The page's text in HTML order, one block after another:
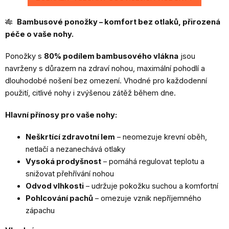
🎋 Bambusové ponožky – komfort bez otlaků, přirozená
péče o vaše nohy.
Ponožky s 80% podílem bambusového vlákna jsou
navrženy s důrazem na zdraví nohou, maximální pohodlí a
dlouhodobé nošení bez omezení. Vhodné pro každodenní
použití, citlivé nohy i zvýšenou zátěž během dne.
Hlavní přínosy pro vaše nohy:
Neškrtící zdravotní lem – neomezuje krevní oběh,
netlačí a nezanechává otlaky
Vysoká prodyšnost – pomáhá regulovat teplotu a
snižovat přehřívání nohou
Odvod vlhkosti – udržuje pokožku suchou a komfortní
Pohlcování pachů – omezuje vznik nepříjemného
zápachu